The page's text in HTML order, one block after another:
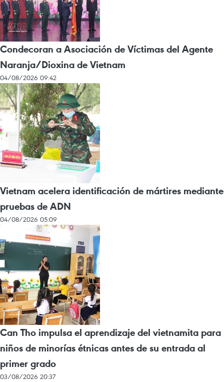
Condecoran a Asociación de Víctimas del Agente
Naranja/Dioxina de Vietnam
04/08/2026 09:42
Vietnam acelera identificación de mártires mediante
pruebas de ADN
04/08/2026 05:09
Can Tho impulsa el aprendizaje del vietnamita para
niños de minorías étnicas antes de su entrada al
primer grado
03/08/2026 20:37